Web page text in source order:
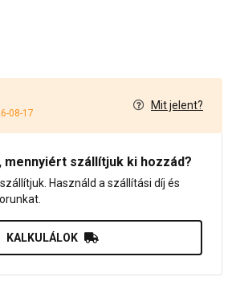
08-17
Mit jelent?
mennyiért szállítjuk ki hozzád?
Használd a szállítási díj és
KALKULÁLOK